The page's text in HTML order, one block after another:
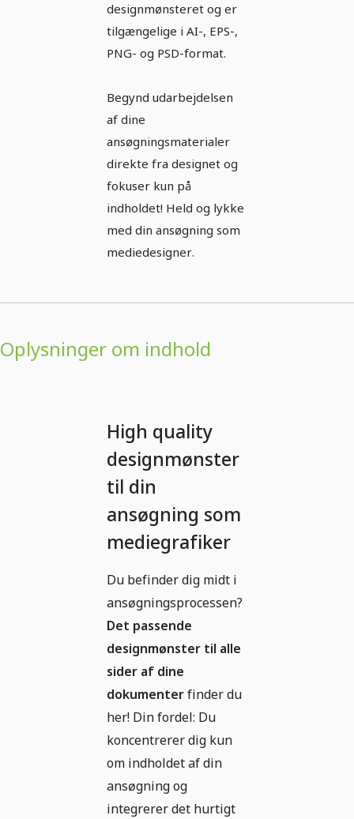
designmønsteret og er
tilgængelige i AI-, EPS-,
PNG- og PSD-format.
Begynd udarbejdelsen
af dine
ansøgningsmaterialer
direkte fra designet og
fokuser kun på
indholdet! Held og lykke
med din ansøgning som
mediedesigner.
Oplysninger om indhold
High quality
designmønster
til din
ansøgning som
mediegrafiker
Du befinder dig midt i
ansøgningsprocessen?
Det passende
designmønster til alle
sider af dine
dokumenterfinder du
her! Din fordel: Du
koncentrerer dig kun
om indholdet af din
ansøgning og
integrerer det hurtigt